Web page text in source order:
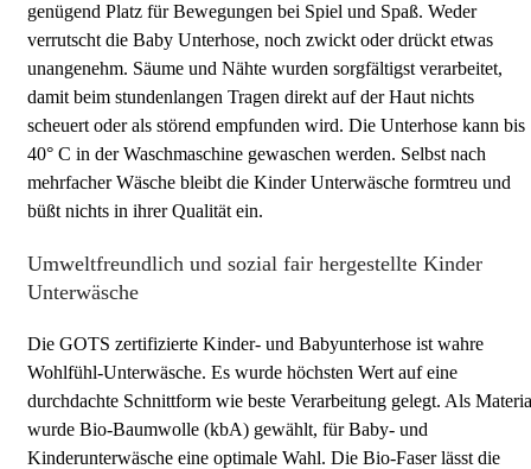
genügend Platz für Bewegungen bei Spiel und Spaß. Weder
verrutscht die Baby Unterhose, noch zwickt oder drückt etwas
unangenehm. Säume und Nähte wurden sorgfältigst verarbeitet,
damit beim stundenlangen Tragen direkt auf der Haut nichts
scheuert oder als störend empfunden wird. Die Unterhose kann bis
40° C in der Waschmaschine gewaschen werden. Selbst nach
mehrfacher Wäsche bleibt die Kinder Unterwäsche formtreu und
büßt nichts in ihrer Qualität ein.
Umweltfreundlich und sozial fair hergestellte Kinder
Unterwäsche
Die GOTS zertifizierte Kinder- und Babyunterhose ist wahre
Wohlfühl-Unterwäsche. Es wurde höchsten Wert auf eine
durchdachte Schnittform wie beste Verarbeitung gelegt. Als
wurde Bio-Baumwolle (kbA) gewählt, für Baby- und
Kinderunterwäsche eine optimale Wahl. Die Bio-Faser lässt die